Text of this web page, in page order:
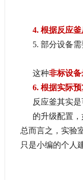
4. 根据反应
5. 部分设备
这种非标设
6. 根据实际
反应釜其实
的升级配置
总而言之，实验
只是小编的个人